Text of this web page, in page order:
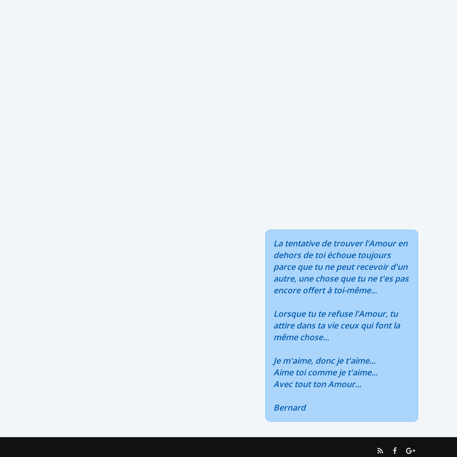
La tentative de trouver l'Amour en
dehors de toi échoue toujours
parce que tu ne peut recevoir d'un
autre, une chose que tu ne t'es pas
encore offert à toi-même...
Lorsque tu te refuse l'Amour, tu
attire dans ta vie ceux qui font la
même chose...
Je m'aime, donc je t'aime...
Aime toi comme je t'aime...
Avec tout ton Amour...
Bernard